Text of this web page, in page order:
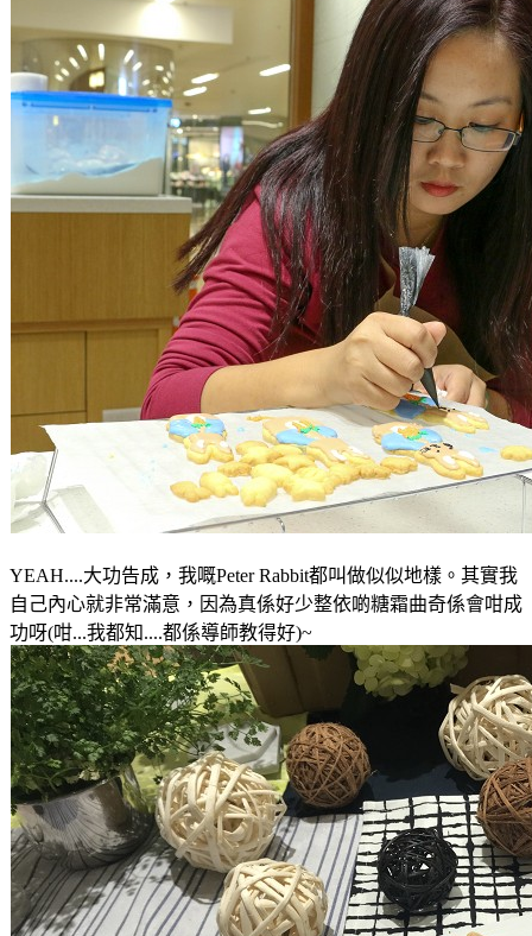
YEAH....大功告成 ，我嘅Peter Rabbit都叫做似似地樣 。其實我
自己內心就非常滿意 ，因為真係好少整依啲糖霜曲奇係會咁成
功呀(咁...我都知....都係導師教得好)~